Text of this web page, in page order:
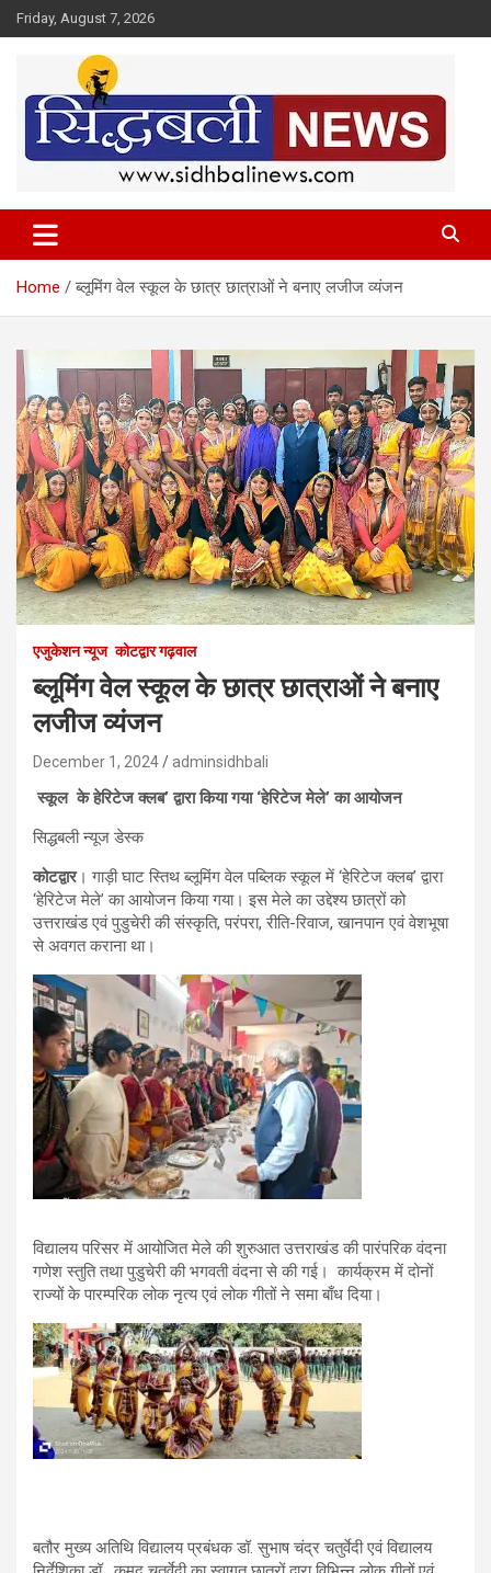
Skip
to
Friday, August 7, 2026
Sidhbali News
Home ब्लूमिंग वेल स्कूल के छात्र छात्राओं ने बनाए लजीज व्यंजन
एजुकेशन न्‍यूज कोटद्वार गढ़वाल
ब्लूमिंग वेल स्कूल के छात्र छात्राओं ने बनाए
लजीज व्यंजन
December 1, 2024 adminsidhbali
स्कूल के हेरिटेज क्लब’ द्वारा किया गया ‘हेरिटेज मेले’ का आयोजन
सिद्धबली न्यूज डेस्क
कोटद्वार। गाड़ी घाट स्तिथ ब्लूमिंग वेल पब्लिक स्कूल में ‘हेरिटेज क्लब’ द्वारा
‘हेरिटेज मेले’ का आयोजन किया गया। इस मेले का उद्देश्य छात्रों को
उत्तराखंड एवं पुडुचेरी की संस्कृति, परंपरा, रीति-रिवाज, खानपान एवं वेशभूषा
से अवगत कराना था।
विद्यालय परिसर में आयोजित मेले की शुरुआत उत्तराखंड की पारंपरिक वंदना
गणेश स्तुति तथा पुडुचेरी की भगवती वंदना से की गई। कार्यक्रम में दोनों
राज्यों के पारम्परिक लोक नृत्य एवं लोक गीतों ने समा बाँध दिया।
बतौर मुख्य अतिथि विद्यालय प्रबंधक डॉ. सुभाष चंद्र चतुर्वेदी एवं विद्यालय